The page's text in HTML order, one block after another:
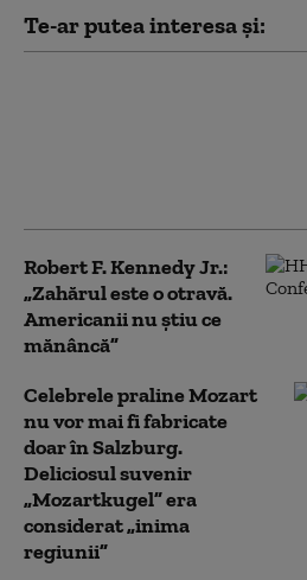
Te-ar putea interesa și:
Robert F. Kennedy Jr.:
„Zahărul este o otravă.
Americanii nu știu ce
mănâncă”
Celebrele praline Mozart
nu vor mai fi fabricate
doar în Salzburg.
Deliciosul suvenir
„Mozartkugel” era
considerat „inima
regiunii”